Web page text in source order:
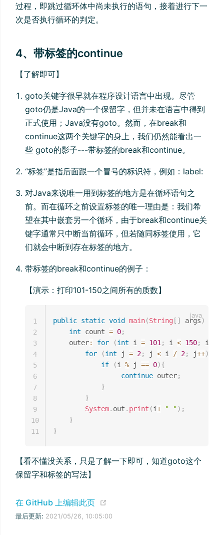
过程，即跳过循环体中尚未执行的语句，接着进行下一
次是否执行循环的判定。
4、带标签的continue
【了解即可】
goto关键字很早就在程序设计语言中出现。尽管
goto仍是Java的一个保留字，但并未在语言中得到
正式使用；Java没有goto。然而，在break和
continue这两个关键字的身上，我们仍然能看出一
些 goto的影子---带标签的break和continue。
“标签”是指后面跟一个冒号的标识符，例如：label:
对Java来说唯一用到标签的地方是在循环语句之
前。而在循环之前设置标签的唯一理由是：我们希
望在其中嵌套另一个循环，由于break和continue关
键字通常只中断当前循环，但若随同标签使用，它
们就会中断到存在标签的地方。
带标签的break和continue的例子：
【演示：打印101-150之间所有的质数】
public static void main(String [ ] args)
int count = 0;
    outer
: for (int i = 101 ; i < 150; i
for
(int j = 2; j < i / 2; j++)
if
(i % j == 0){
continue outer;
}
}
System. out . print (i+ " ") ;
}
}
1
2
3
4
5
6
7
8
9
10
11
【看不懂没关系，只是了解一下即可，知道goto这个
保留字和标签的写法】
在 GitHub 上编辑此页
最后更新: 2021/05/26, 10:05:00